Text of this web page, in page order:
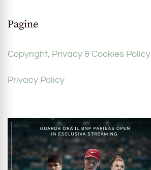
Pagine
Copyright, Privacy & Cookies Policy
Privacy Policy